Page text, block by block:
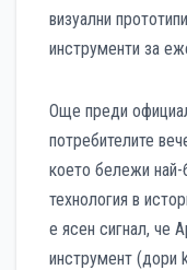
визуални
инструменти за
Още преди
потребителите
което бележи най-
технология в
е ясен сигнал, че
инструмент (дори